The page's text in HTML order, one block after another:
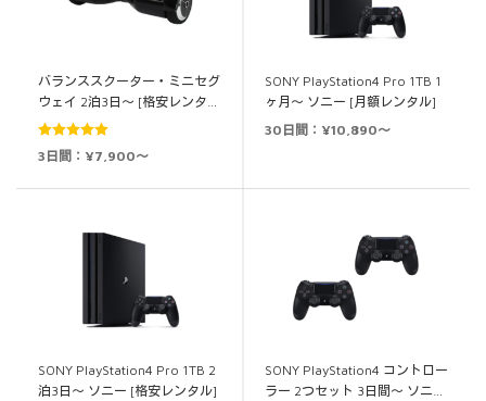
バランススクーター・ミニセグ
ウェイ 2泊3日～ [格安レンタ…
5段階中
3日間：¥7,900～
SONY PlayStation4 Pro 1TB 1
ヶ月～ ソニー [月額レンタル]
30日間：¥10,890～
SONY PlayStation4 Pro 1TB 2
泊3日～ ソニー [格安レンタル]
SONY PlayStation4 コントロー
ラー 2つセット 3日間～ ソニ…